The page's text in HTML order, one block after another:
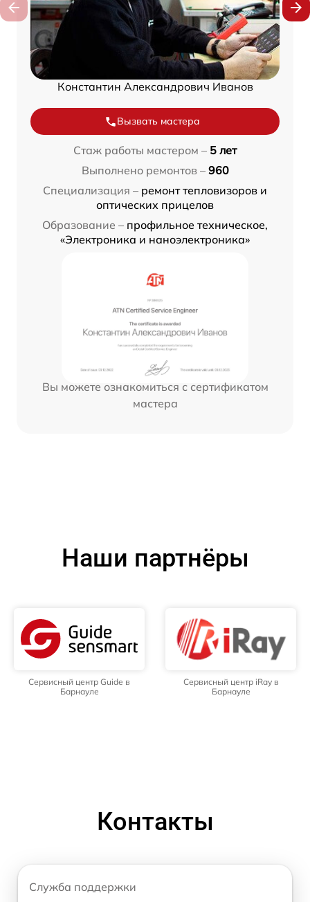
Константин Александрович Иванов
Вызвать мастера
Стаж работы мастером – 5 лет
Выполнено ремонтов – 960
Специализация – ремонт тепловизоров и
оптических прицелов
Образование – профильное техническое,
«Электроника и наноэлектроника»
Вы можете ознакомиться с сертификатом
мастера
Наши партнёры
Сервисный центр Guide в
Барнауле
Сервисный центр iRay в
Барнауле
Контакты
Служба поддержки